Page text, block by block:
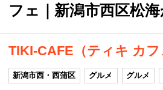
フェ｜新潟市西区松
TIKI-CAFE（ティキ カフ
新潟市西・西蒲区 グルメ グルメ